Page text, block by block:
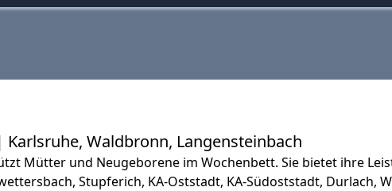
Waldbronn, Langensteinbach
Mütter und Neugeborene im Wochenbett. Sie bietet ihre
Stupferich, KA-Oststadt, KA-Südoststadt, Durlach,